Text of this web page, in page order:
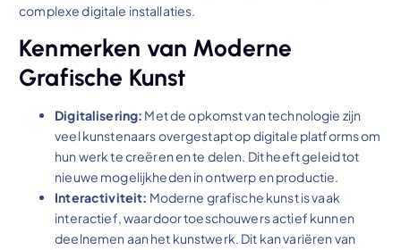
complexe digitale installaties.
Kenmerken van Moderne
Grafische Kunst
Digitalisering: Met de opkomst van technologie zijn
veel kunstenaars overgestapt op digitale platforms om
hun werk te creëren en te delen. Dit heeft geleid tot
nieuwe mogelijkheden in ontwerp en productie.
Interactiviteit: Moderne grafische kunst is vaak
interactief, waardoor toeschouwers actief kunnen
deelnemen aan het kunstwerk. Dit kan variëren van